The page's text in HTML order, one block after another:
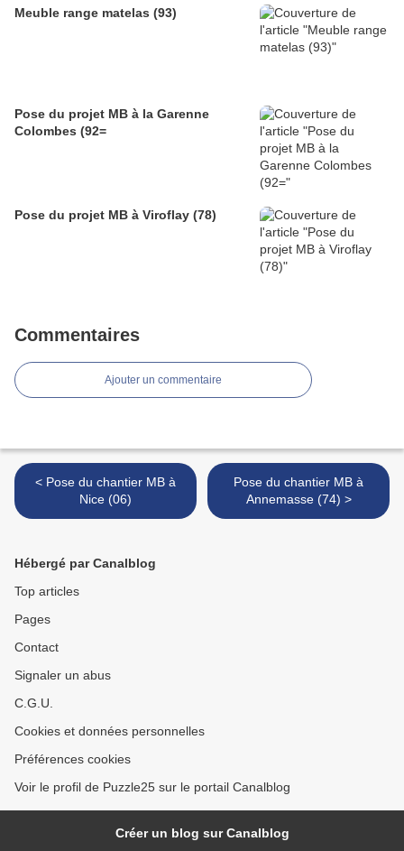
Meuble range matelas (93)
Pose du projet MB à la Garenne
Colombes (92=
Pose du projet MB à Viroflay (78)
Commentaires
Ajouter un commentaire
< Pose du chantier MB à
Nice (06)
Pose du chantier MB à
Annemasse (74) >
Hébergé par Canalblog
Top articles
Pages
Contact
Signaler un abus
C.G.U.
Cookies et données personnelles
Préférences cookies
Voir le profil de Puzzle25 sur le portail Canalblog
Créer un blog sur Canalblog